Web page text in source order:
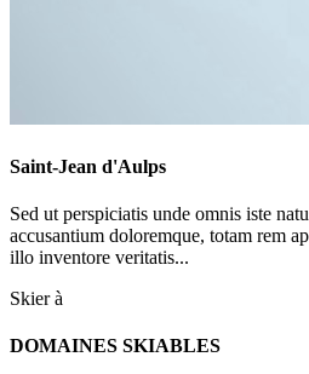
Saint-Jean d'Aulps
Sed ut perspiciatis unde omnis iste
accusantium doloremque, totam rem
illo inventore veritatis...
Skier à
DOMAINES SKIABLES